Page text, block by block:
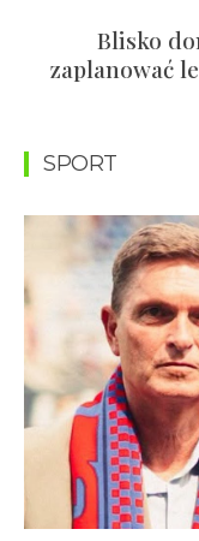
Blisko
zaplanować
SPORT